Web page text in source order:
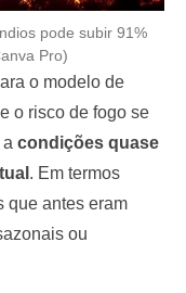
pode subir 91%
Pro)
o modelo de
o risco de fogo se
condições quase
. Em termos
que antes eram
ou